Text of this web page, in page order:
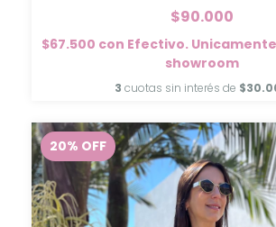
$90.000
$67.500 con Efectivo.
showroom
3 cuotas sin interés de
20% OFF